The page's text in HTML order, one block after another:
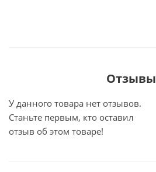
Отзывы
У данного товара нет отзывов.
Станьте первым, кто оставил
отзыв об этом товаре!